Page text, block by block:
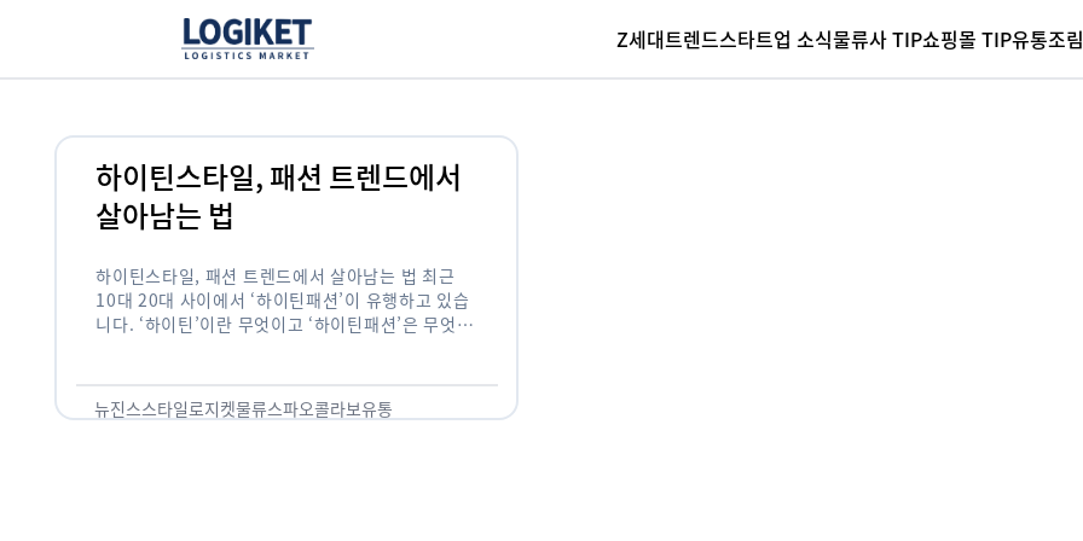
Z세대트렌드스타트업 소식물류사 TIP쇼핑몰 TIP유통조림
하이틴스타일, 패션 트렌드에서
살아남는 법
하이틴스타일, 패션 트렌드에서 살아남는 법 최근
10대 20대 사이에서 ‘하이틴패션’이 유행하고 있습
니다. ‘하이틴’이란 무엇이고 ‘하이틴패션’은 무엇을
스 다이어리 등 …
뉴진스스타일로지켓물류스파오콜라보유통